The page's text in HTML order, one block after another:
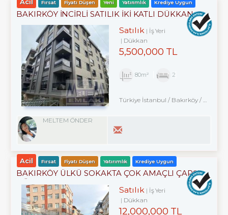
Fırsat Fiyatı Düşen Yeni Yatırımlık Krediye Uygun
BAKIRKÖY İNCİRLİ SATILIK İKİ KATLI DÜKKAN
YENİ BİNA
Satılık
İş Yeri
Dükkan
5,500,000 TL
80m² 2
Türkiye İstanbul / Bakırköy/ Kartaltepe
MELTEM ÖNDER
Acil Fırsat Fiyatı Düşen Yatırımlık Krediye Uygun
BAKIRKÖY ÜLKÜ SOKAKTA ÇOK AMAÇLI ÇARŞI
DÜKKANI
Satılık
İş Yeri
Dükkan
12,000,000 TL